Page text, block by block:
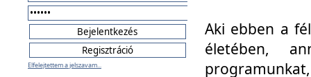
Elfelejtettem a jelszavam...
Aki ebben a
életében,